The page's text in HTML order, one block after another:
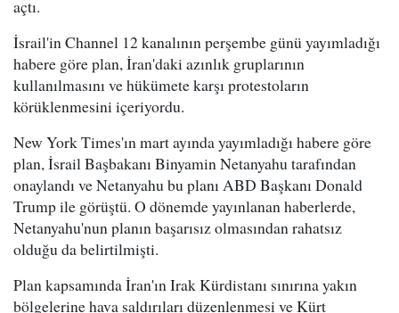
açtı.
İsrail'in Channel 12 kanalının perşembe günü yayımladığı
habere göre plan, İran'daki azınlık gruplarının
kullanılmasını ve hükümete karşı protestoların
körüklenmesini içeriyordu.
New York Times'ın mart ayında yayımladığı habere göre
plan, İsrail Başbakanı Binyamin Netanyahu tarafından
onaylandı ve Netanyahu bu planı ABD Başkanı Donald
Trump ile görüştü. O dönemde yayınlanan haberlerde,
Netanyahu'nun planın başarısız olmasından rahatsız
olduğu da belirtilmişti.
Plan kapsamında İran'ın Irak Kürdistanı sınırına yakın
bölgelerine hava saldırıları düzenlenmesi ve Kürt